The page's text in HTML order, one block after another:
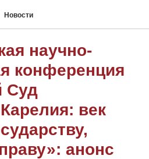
Новости
научно-
конференция
Суд
век
анонс